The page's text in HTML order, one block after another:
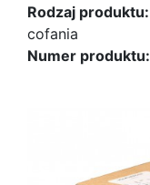
Rodzaj produktu:
cofania
Numer produktu: